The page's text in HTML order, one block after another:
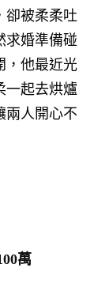
卻被柔柔吐
求婚準備碰
，他最近光
一起去烘爐
兩人開心不
萬